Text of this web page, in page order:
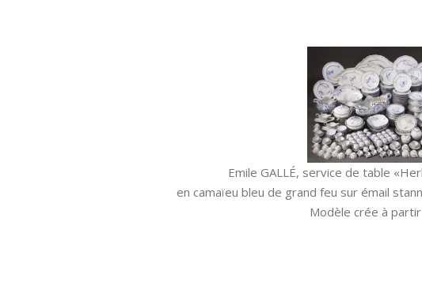
Emile GALLÉ, service de table
en camaïeu bleu de grand feu sur émail
Modèle crée à